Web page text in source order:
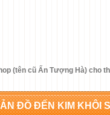
(tên cũ Ấn Tượng Hà) cho
ĐỒ ĐẾN KIM KHÔI